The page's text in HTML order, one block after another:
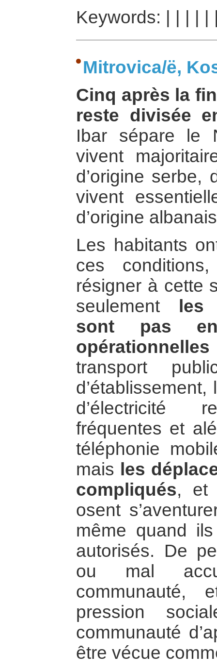
Keywords:
Mitrovica/ë,
Cinq après la
reste divisée
Ibar sépare le
vivent
d’origine
vivent
d’origine
Les habitants
ces
résigner à cette
seulement
les
sont pas
opérationnelles
transport
d’électricité
fréquentes et
téléphonie
mais les
compliqués, et
osent
même quand
autorisés. De
ou mal
pression
communauté
être vécue